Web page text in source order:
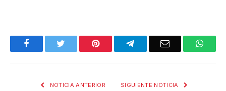
Facebook Pinterest TelegramEmail
NOTICIA ANTERIOR SIGUIENTE NOTICIA